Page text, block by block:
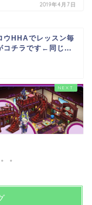
2019年4月7日
ウHHAでレッスン毎
コチラです←同じ...